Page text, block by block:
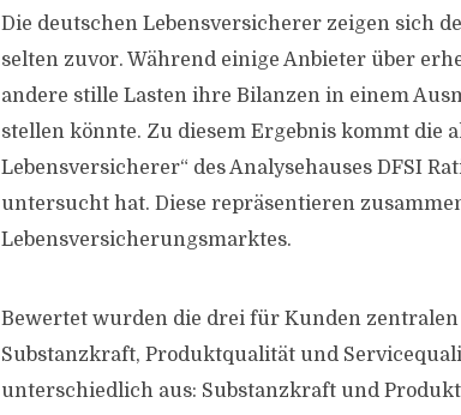
Die deutschen Lebensversicherer zeigen sich
selten zuvor. Während einige Anbieter über
andere stille Lasten ihre Bilanzen in einem
stellen könnte. Zu diesem Ergebnis kommt die
Lebensversicherer“ des Analysehauses DFSI
untersucht hat. Diese repräsentieren
Lebensversicherungsmarktes.
Bewertet wurden die drei für Kunden
Substanzkraft, Produktqualität und
unterschiedlich aus: Substanzkraft und